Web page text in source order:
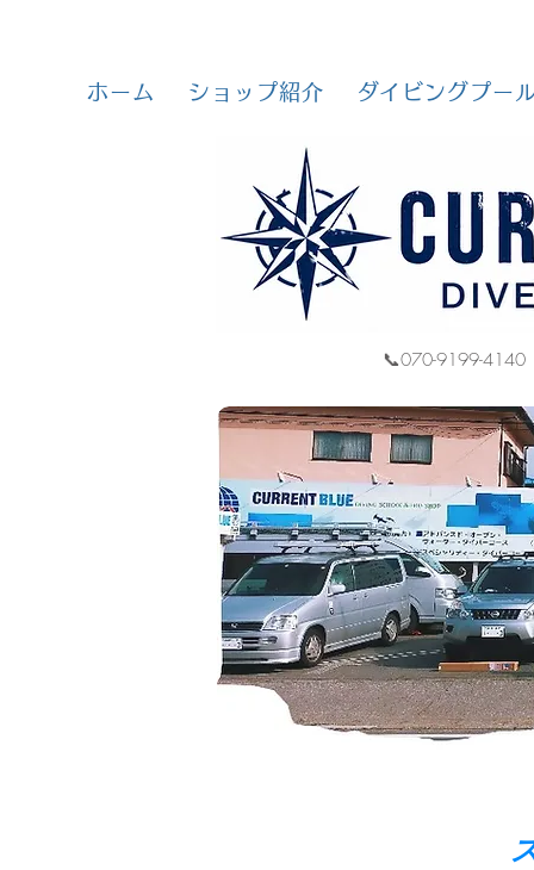
ホーム ショップ紹介 ダイビングプー
📞070-9199-4140